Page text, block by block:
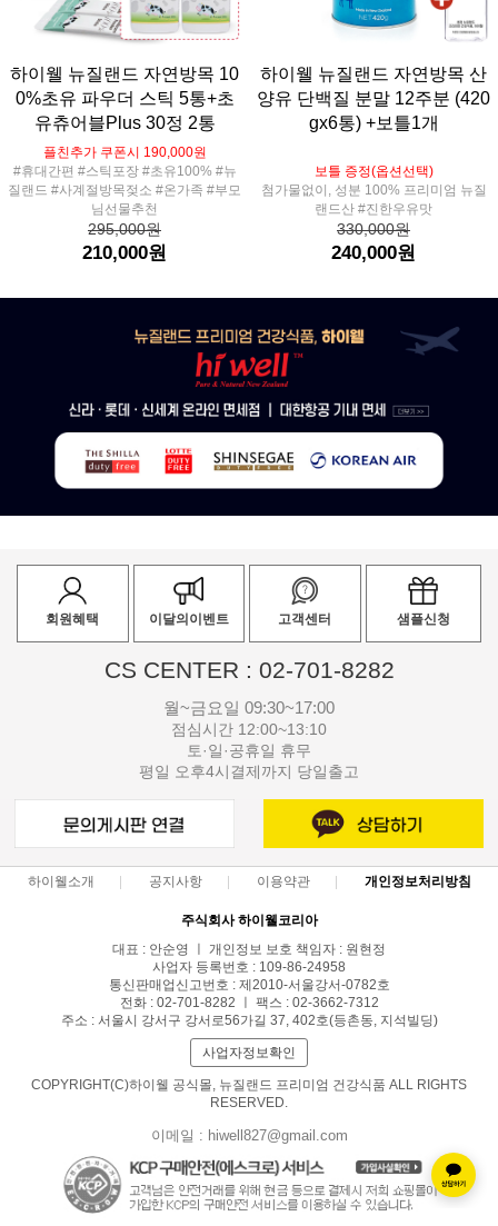
하이웰 뉴질랜드 자연방목 10
0%초유 파우더 스틱 5통+초
유츄어블Plus 30정 2통
플친추가 쿠폰시 190,000원
#휴대간편 #스틱포장 #초유100% #뉴
질랜드 #사계절방목젖소 #온가족 #부모
님선물추천
295,000원
210,000원
하이웰 뉴질랜드 자연방목 산
양유 단백질 분말 12주분 (420
gx6통) +보틀1개
보틀 증정(옵션선택)
첨가물없이, 성분 100% 프리미엄 뉴질
랜드산 #진한우유맛
330,000원
240,000원
회원혜택 이달의이벤트 고객센터 샘플신청
CS CENTER : 02-701-8282
월~금요일 09:30~17:00
점심시간 12:00~13:10
토·일·공휴일 휴무
평일 오후4시결제까지 당일출고
하이웰소개 공지사항 이용약관 개인정보처리방침
주식회사 하이웰코리아
대표 : 안순영 ㅣ 개인정보 보호 책임자 : 원현정
사업자 등록번호 : 109-86-24958
통신판매업신고번호 : 제2010-서울강서-0782호
전화 : 02-701-8282 ㅣ 팩스 : 02-3662-7312
주소 : 서울시 강서구 강서로56가길 37, 402호(등촌동, 지석빌딩)
사업자정보확인
COPYRIGHT(C)하이웰 공식몰, 뉴질랜드 프리미엄 건강식품 ALL RIGHTS
RESERVED.
이메일 : hiwell827@gmail.com